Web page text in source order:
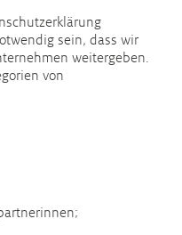
sein, dass wir
weitergeben.
von